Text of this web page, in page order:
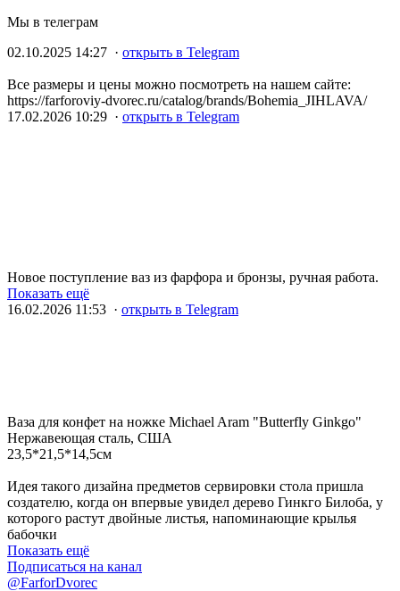
Мы в телеграм
02.10.2025 14:27 · открыть в Telegram
Все размеры и цены можно посмотреть на нашем сайте:
https://farforoviy-dvorec.ru/catalog/brands/Bohemia_JIHLAVA/
17.02.2026 10:29 · открыть в Telegram
Новое поступление ваз из фарфора и бронзы, ручная работа.
Показать ещё
16.02.2026 11:53 · открыть в Telegram
Ваза для конфет на ножке Michael Aram "Butterfly Ginkgo"
Нержавеющая сталь, США
23,5*21,5*14,5см
Идея такого дизайна предметов сервировки стола пришла
создателю, когда он впервые увидел дерево Гинкго Билоба, у
которого растут двойные листья, напоминающие крылья
бабочки
Показать ещё
Подписаться на канал
@FarforDvorec